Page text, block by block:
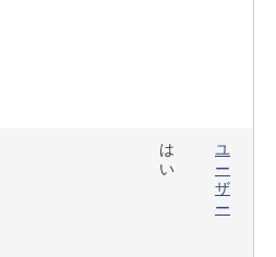
は
い
ユ
ー
ザ
ー